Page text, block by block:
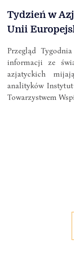
Tydzień w
Unii
Przegląd
informacji ze
azjatyckich
analityków
Towarzystwem